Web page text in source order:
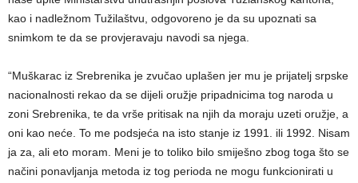
kao i nadležnom Tužilaštvu, odgovoreno je da su upoznati sa
snimkom te da se provjeravaju navodi sa njega.
“Muškarac iz Srebrenika je zvučao uplašen jer mu je prijatelj srpske
nacionalnosti rekao da se dijeli oružje pripadnicima tog naroda u
zoni Srebrenika, te da vrše pritisak na njih da moraju uzeti oružje, a
oni kao neće. To me podsjeća na isto stanje iz 1991. ili 1992. Nisam
ja za, ali eto moram. Meni je to toliko bilo smiješno zbog toga što se
načini ponavljanja metoda iz tog perioda ne mogu funkcionirati u